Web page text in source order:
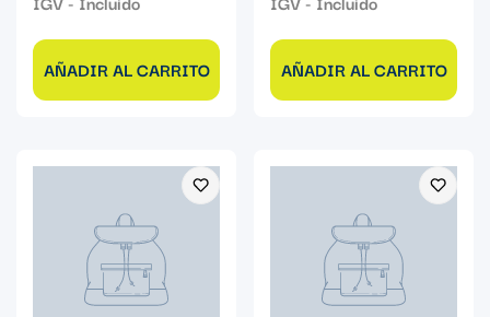
AÑADIR AL CARRITO AÑADIR AL CARRITO